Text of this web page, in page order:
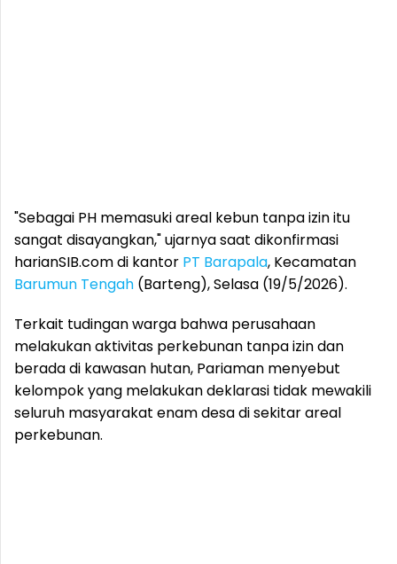
"Sebagai PH memasuki areal kebun tanpa izin itu
sangat disayangkan," ujarnya saat dikonfirmasi
harianSIB.com di kantor PT Barapala, Kecamatan
Barumun Tengah (Barteng), Selasa (19/5/2026).
Terkait tudingan warga bahwa perusahaan
melakukan aktivitas perkebunan tanpa izin dan
berada di kawasan hutan, Pariaman menyebut
kelompok yang melakukan deklarasi tidak mewakili
seluruh masyarakat enam desa di sekitar areal
perkebunan.